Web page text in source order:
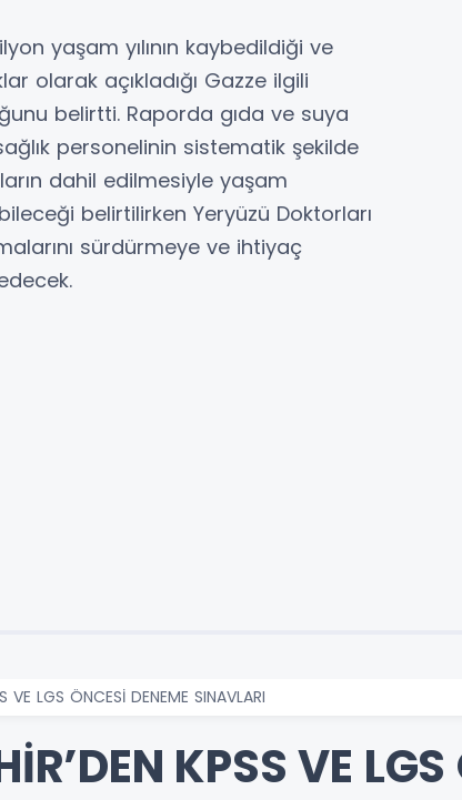
yaşam yılının kaybedildiği ve
olarak açıkladığı Gazze ilgili
belirtti. Raporda gıda ve suya
personelinin sistematik şekilde
dahil edilmesiyle yaşam
belirtilirken Yeryüzü Doktorları
sürdürmeye ve ihtiyaç
VE LGS ÖNCESİ DENEME SINAVLARI
KPSS VE